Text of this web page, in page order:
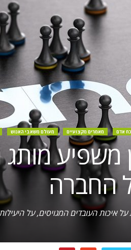
כח אדם מאמרים מקצועיים מעולם משאבי האנוש
משפיע
החברה
איכות העובדים המגויסים, על